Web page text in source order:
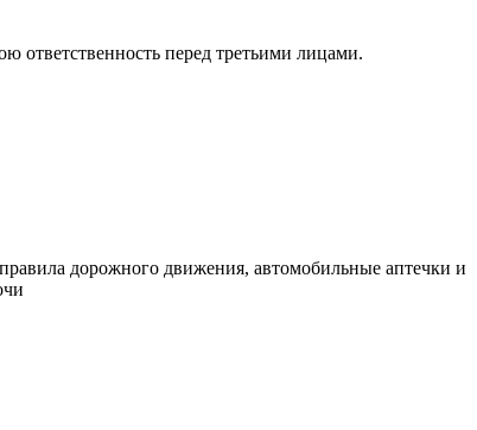
ответственность перед третьими лицами.
дорожного движения, автомобильные аптечки и